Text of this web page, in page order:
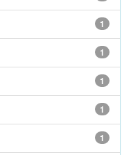
1
1
1
1
1